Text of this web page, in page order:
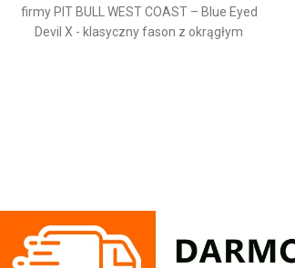
firmy PIT BULL WEST COAST– Blue Eyed
Devil X - klasyczny fason z okrągłym
wewnętrznej strony lamówka przy karku
chroniąca przed otarciami - silikonowa
kwadratowa naszywka na lewym rękawie